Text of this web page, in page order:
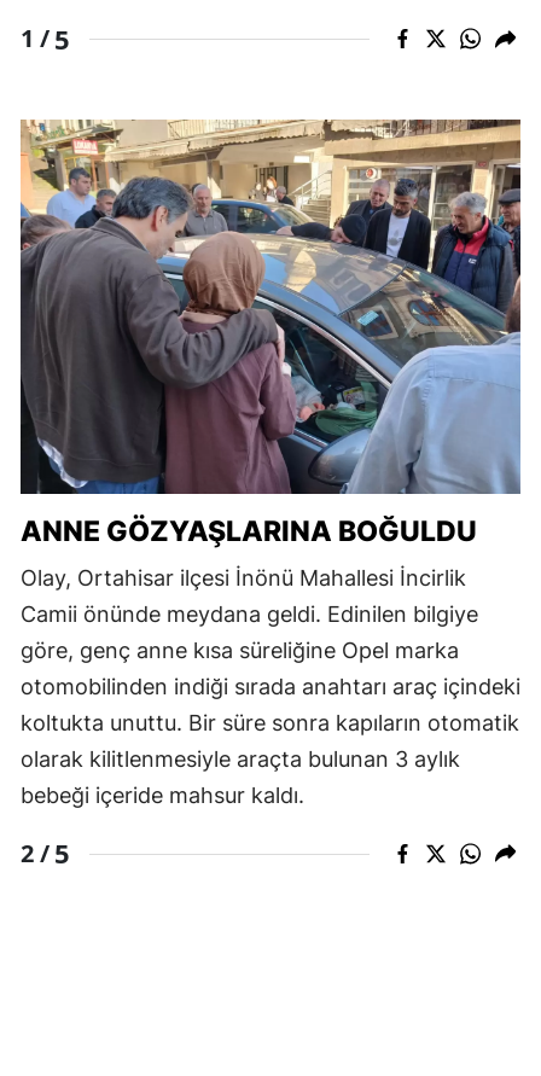
1 /5
ANNE GÖZYAŞLARINA BOĞULDU
Olay, Ortahisar ilçesi İnönü Mahallesi İncirlik
Camii önünde meydana geldi. Edinilen bilgiye
göre, genç anne kısa süreliğine Opel marka
otomobilinden indiği sırada anahtarı araç içindeki
koltukta unuttu. Bir süre sonra kapıların otomatik
olarak kilitlenmesiyle araçta bulunan 3 aylık
bebeği içeride mahsur kaldı.
2 /5